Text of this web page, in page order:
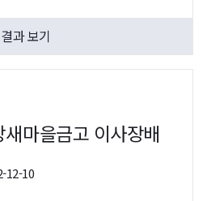
결과 보기
마을금고 이사장배
12-10